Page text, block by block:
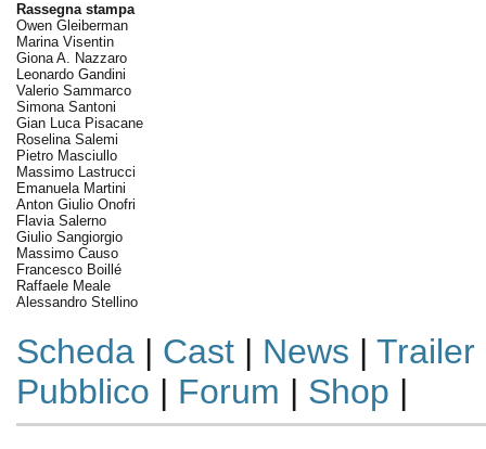
Rassegna stampa
Owen Gleiberman
Marina Visentin
Giona A. Nazzaro
Leonardo Gandini
Valerio Sammarco
Simona Santoni
Gian Luca Pisacane
Roselina Salemi
Pietro Masciullo
Massimo Lastrucci
Emanuela Martini
Anton Giulio Onofri
Flavia Salerno
Giulio Sangiorgio
Massimo Causo
Francesco Boillé
Raffaele Meale
Alessandro Stellino
Scheda| Cast| News | Trailer
Pubblico | Forum | Shop |